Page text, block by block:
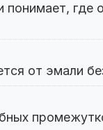
где
от эмали